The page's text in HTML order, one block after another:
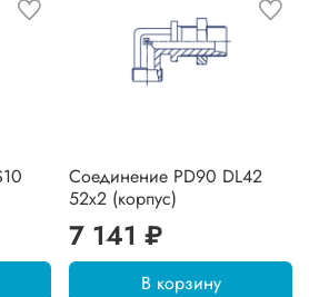
Соединение PD90 DL42
52х2 (корпус)
7 141 ₽
В корзину